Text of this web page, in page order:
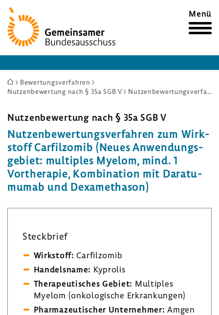
Zur
Startseite
Menü
Sie
sind
Bewertungsverfahren
Nutzenbewertung nach § 35a SGB V
Nutzenbewertungsverfahren zum Wirkstoff Carfilzomib (Neues Anwendungsgebiet: multiples Myelom, mind. 1 Vortherapie, Kombination mit Daratumumab und Dexamethason)
Nutzen­be­wer­tung nach § 35a SGB V
Nutzen­be­wer­tungs­ver­fahren zum Wirk­
stoff Carfil­zomib (Neues Anwen­dungs­
ge­biet: multi­ples Myelom, mind. 1
Vorthe­rapie, Kombi­na­tion mit Dara­tu­
mumab und Dexa­me­thason)
Steck­brief
Wirk­stoff: Carfil­zomib
Handels­name: Kyprolis
Thera­peu­ti­sches Gebiet: Multi­ples
Myelom (onko­lo­gi­sche Erkran­kungen)
Phar­ma­zeu­ti­scher Unter­nehmer: Amgen